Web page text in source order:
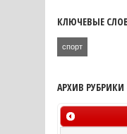
КЛЮЧЕВЫЕ
спорт
АРХИВ РУБРИКИ